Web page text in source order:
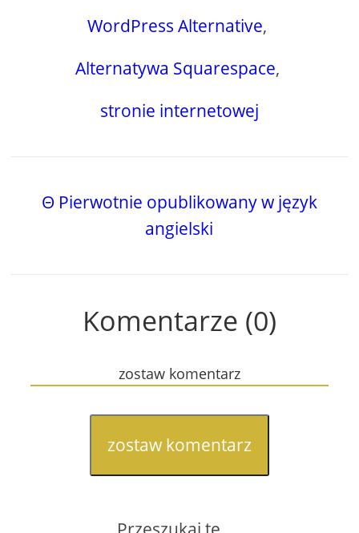
WordPress Alternative,
Alternatywa Squarespace,
stronie internetowej
Θ Pierwotnie opublikowany w język
angielski
Komentarze (0)
zostaw komentarz
zostaw komentarz